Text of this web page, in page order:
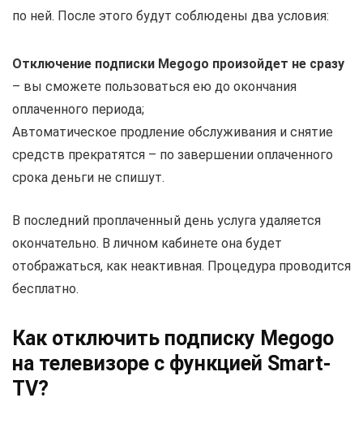
по ней. После этого будут соблюдены два условия:
Отключение подписки Megogo произойдет не сразу
– вы сможете пользоваться ею до окончания
оплаченного периода;
Автоматическое продление обслуживания и снятие
средств прекратятся – по завершении оплаченного
срока деньги не спишут.
В последний проплаченный день услуга удаляется
окончательно. В личном кабинете она будет
отображаться, как неактивная. Процедура проводится
бесплатно.
Как отключить подписку Megogo
на телевизоре с функцией Smart-
TV?